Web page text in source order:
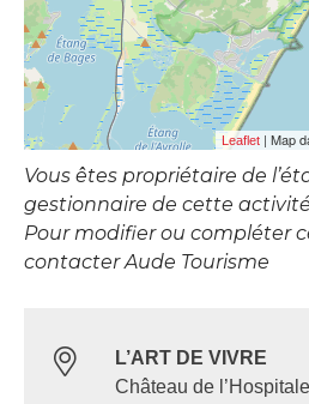
Leaflet | Map
Vous êtes propriétaire de
gestionnaire de cette
Pour modifier ou compléter
contacter Aude Tourisme
L’ART DE VIVRE
Château de